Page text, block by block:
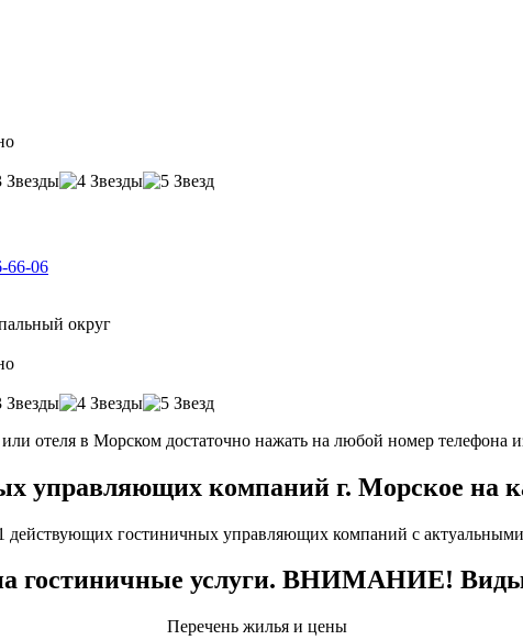
66-06
округ
отеля в Морском достаточно нажать на любой номер телефона
управляющих компаний г. Морское на
действующих гостиничных управляющих компаний с
гостиничные услуги. ВНИМАНИЕ! Виды
Перечень жилья и цены